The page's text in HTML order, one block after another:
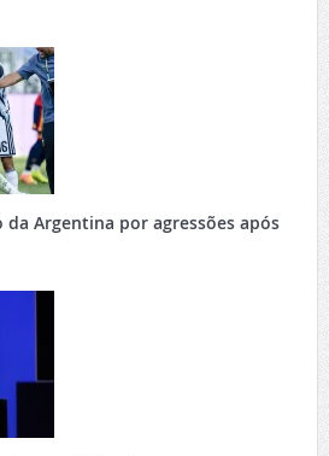
da Argentina por agressões após